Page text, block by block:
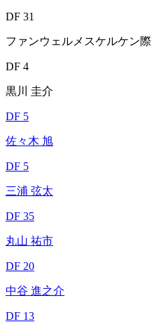
DF 31
ファンウェルメスケルケン際
DF 4
黒川 圭介
DF 5
佐々木 旭
DF 5
三浦 弦太
DF 35
丸山 祐市
DF 20
中谷 進之介
DF 13